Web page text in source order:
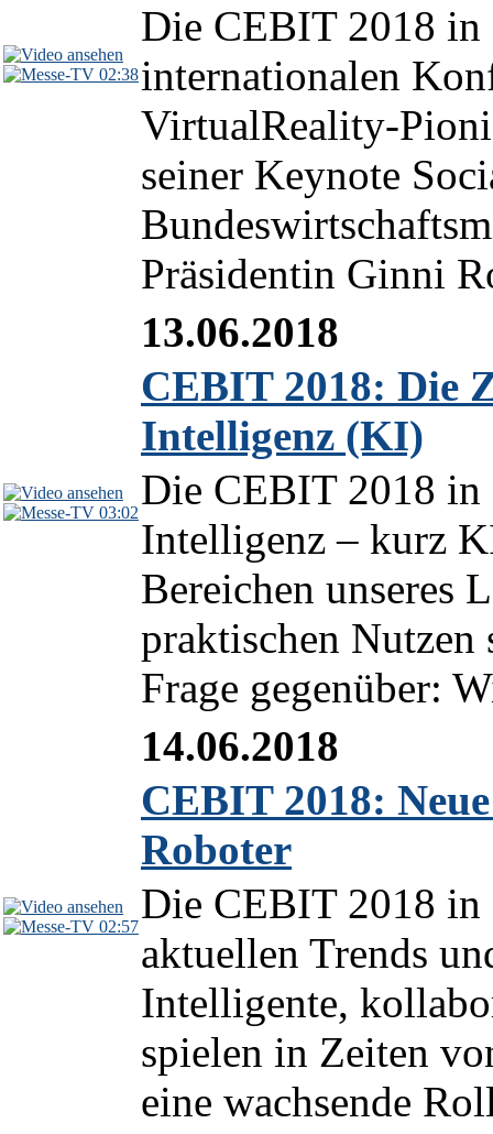
02:38
Die CEBIT 2018 in
internationalen
VirtualReality-
seiner Keynote
Präsidentin Ginni
03:02
13.06.2018
CEBIT 2018: Die
Intelligenz (KI)
Die CEBIT 2018 in
Intelligenz – kurz
Bereichen unseres
praktischen Nutzen
Frage gegenüber:
02:57
14.06.2018
CEBIT 2018:
Roboter
Die CEBIT 2018
aktuellen Trends
Intelligente,
spielen in Zeiten
eine wachsende